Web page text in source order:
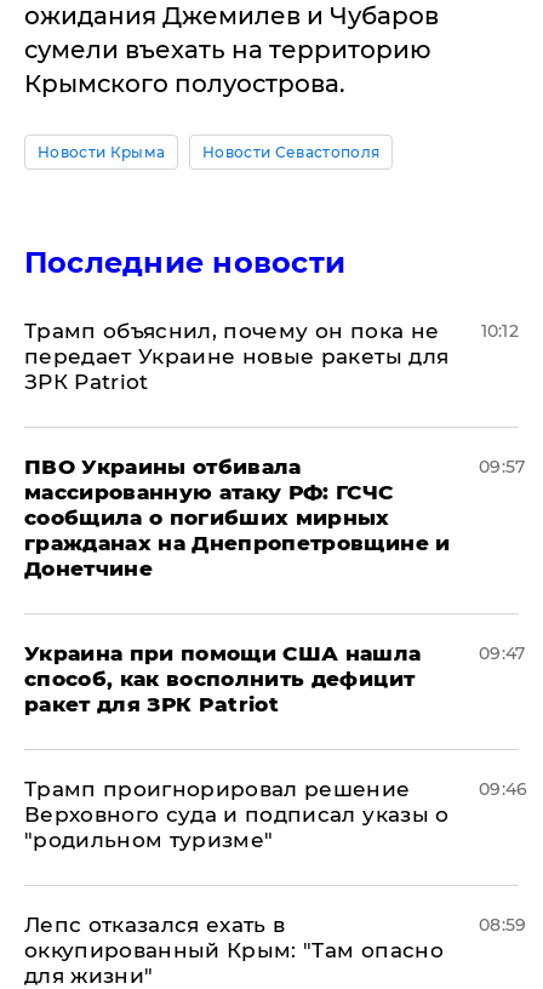
ожидания Джемилев и Чубаров
сумели въехать на территорию
Крымского полуострова.
Новости Крыма Новости Севастополя
Последние новости
Трамп объяснил, почему он пока не
передает Украине новые ракеты для
ЗРК Patriot
10:12
ПВО Украины отбивала
массированную атаку РФ: ГСЧС
сообщила о погибших мирных
гражданах на Днепропетровщине и
Донетчине
09:57
Украина при помощи США нашла
способ, как восполнить дефицит
ракет для ЗРК Patriot
09:47
Трамп проигнорировал решение
Верховного суда и подписал указы о
"родильном туризме"
09:46
Лепс отказался ехать в
оккупированный Крым: "Там опасно
для жизни"
08:59